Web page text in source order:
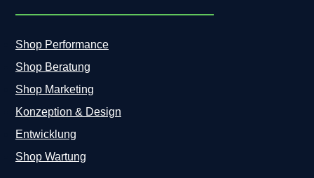
Shop Performance
Shop Beratung
Shop Marketing
Konzeption & Design
Entwicklung
Shop Wartung